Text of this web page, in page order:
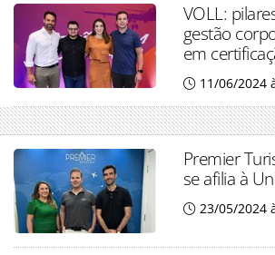
VOLL:
gestão
em
11/06/2024
Premier
se afilia à
23/05/2024